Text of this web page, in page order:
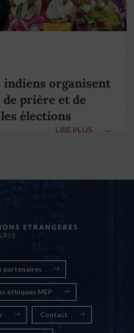
indiens organisent
prière et de
élections
LIRE PLUS →
partenaires
éthiques MEP
Contact